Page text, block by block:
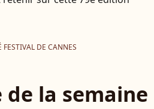
FESTIVAL DE CANNES
de la semaine